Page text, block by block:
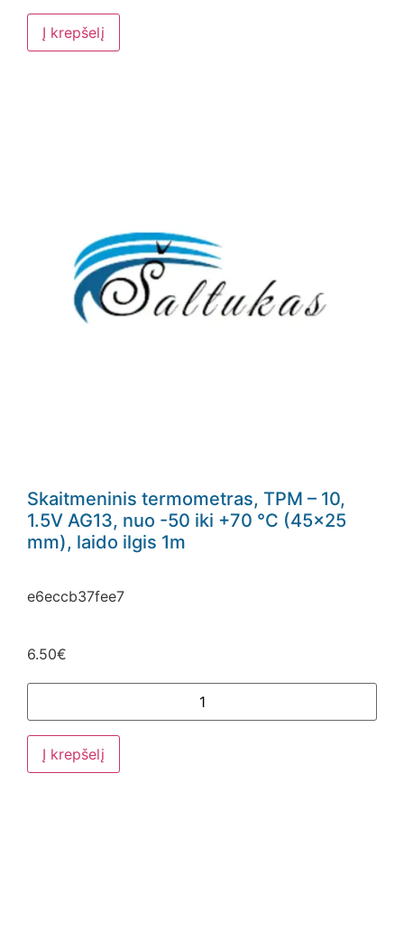
Į krepšelį
Skaitmeninis termometras, TPM – 10,
1.5V AG13, nuo -50 iki +70 °C (45×25
mm), laido ilgis 1m
e6eccb37fee7
6.50€
Į krepšelį